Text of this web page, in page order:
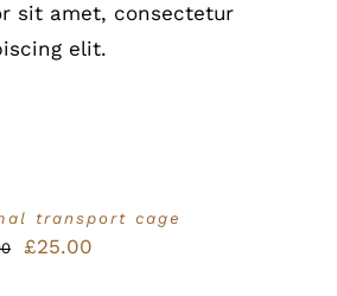
sit amet, consectetur
elit.
transport cage
Ursprünglicher
£25.00